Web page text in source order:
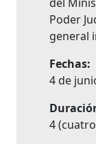
Poder
general
Fechas:
4 de
4